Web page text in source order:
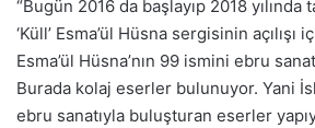
“Bugün 2016 da başlayıp 2018 yılında
‘Küll’ Esma’ül Hüsna sergisinin açılışı
Esma’ül Hüsna’nın 99 ismini ebru
Burada kolaj eserler bulunuyor. Yani
ebru sanatıyla buluşturan eserler